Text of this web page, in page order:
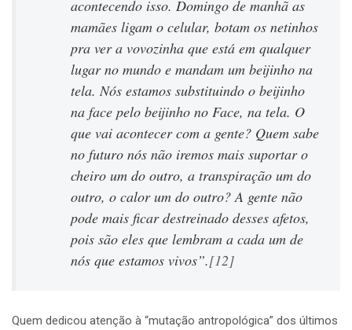
acontecendo isso. Domingo de manhã as
mamães ligam o celular, botam os netinhos
pra ver a vovozinha que está em qualquer
lugar no mundo e mandam um beijinho na
tela. Nós estamos substituindo o beijinho
na face pelo beijinho no Face, na tela. O
que vai acontecer com a gente? Quem sabe
no futuro nós não iremos mais suportar o
cheiro um do outro, a transpiração um do
outro, o calor um do outro? A gente não
pode mais ficar destreinado desses afetos,
pois são eles que lembram a cada um de
nós que estamos vivos”.[12]
Quem dedicou atenção à “mutação antropológica” dos últimos